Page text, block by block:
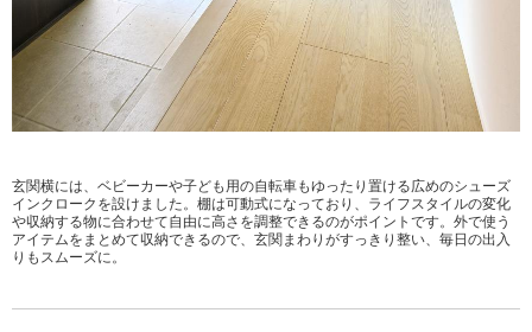
玄関横には、ベビーカーや子ども用の自転車もゆったり置ける広めのシューズ
インクロークを設けました。棚は可動式になっており、ライフスタイルの変化
や収納する物に合わせて自由に高さを調整できるのがポイントです。外で使う
アイテムをまとめて収納できるので、玄関まわりがすっきり整い、毎日の出入
りもスムーズに。